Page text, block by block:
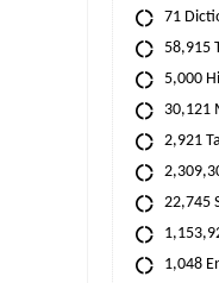
71
58,915
5,000
30,121
2,921
22,745
1,048